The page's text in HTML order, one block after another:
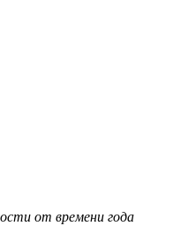
от времени года